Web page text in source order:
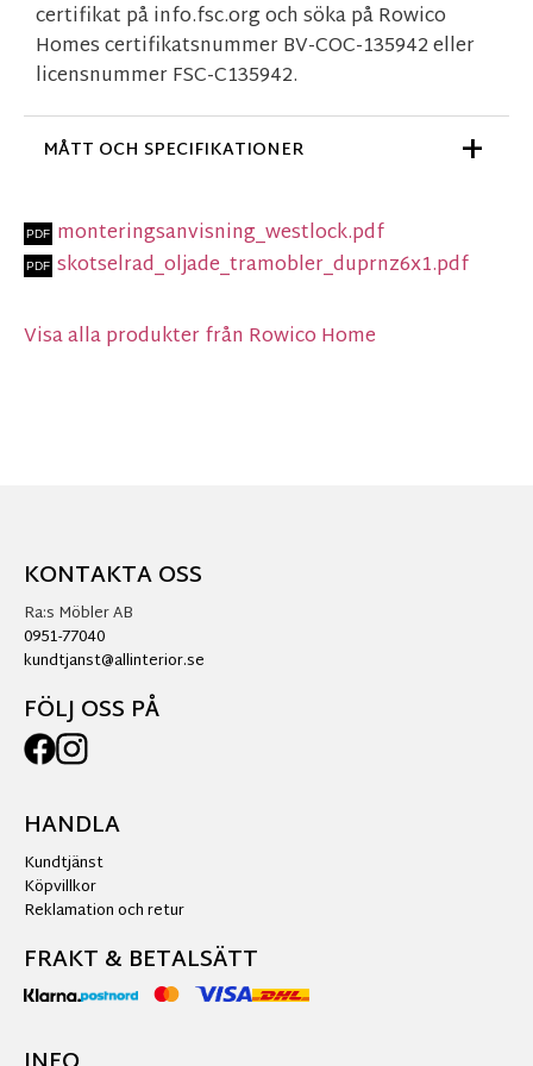
certifikat på info.fsc.org och söka på Rowico
Homes certifikatsnummer BV-COC-135942 eller
licensnummer FSC-C135942.
MÅTT OCH SPECIFIKATIONER
monteringsanvisning_westlock.pdf
skotselrad_oljade_tramobler_duprnz6x1.pdf
Visa alla produkter från Rowico Home
KONTAKTA OSS
Ra:s Möbler AB
0951-77040
kundtjanst@allinterior.se
FÖLJ OSS PÅ
HANDLA
Kundtjänst
Köpvillkor
Reklamation och retur
FRAKT & BETALSÄTT